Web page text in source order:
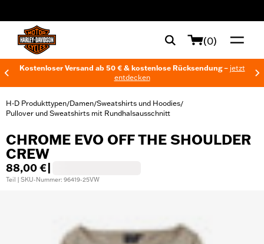
(0)
Kostenloser Versand ab 50 € & kostenlose Rücksendung – jetzt
entdecken
H-D Produkttypen/Damen/Sweatshirts und Hoodies/
Pullover und Sweatshirts mit Rundhalsausschnitt
CHROME EVO OFF THE SHOULDER
CREW
88,00 €
Teil | SKU-Nummer: 96419-25VW